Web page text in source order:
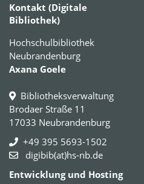
Kontakt (Digitale
Bibliothek)
Hochschulbibliothek
Neubrandenburg
Axana Goele
Bibliotheksverwaltung
Brodaer Straße 11
17033 Neubrandenburg
+49 395 5693-1502
digibib(at)hs-nb.de
Entwicklung und Hosting